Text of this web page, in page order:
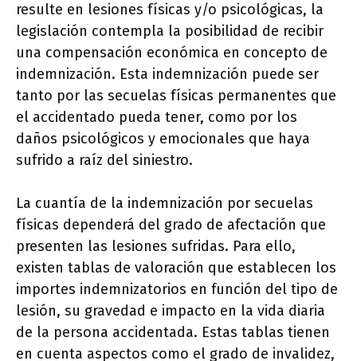
resulte en lesiones físicas y/o psicológicas, la
legislación contempla la posibilidad de recibir
una compensación económica en concepto de
indemnización. Esta indemnización puede ser
tanto por las secuelas físicas permanentes que
el accidentado pueda tener, como por los
daños psicológicos y emocionales que haya
sufrido a raíz del siniestro.
La cuantía de la indemnización por secuelas
físicas dependerá del grado de afectación que
presenten las lesiones sufridas. Para ello,
existen tablas de valoración que establecen los
importes indemnizatorios en función del tipo de
lesión, su gravedad e impacto en la vida diaria
de la persona accidentada. Estas tablas tienen
en cuenta aspectos como el grado de invalidez,